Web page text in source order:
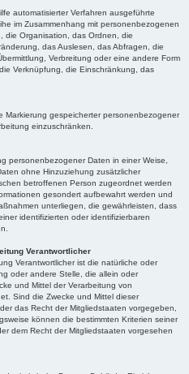
automatisierter Verfahren ausgeführte
im Zusammenhang mit personenbezogenen
die Organisation, das Ordnen, die
das Auslesen, das Abfragen, die
Verbreitung oder eine andere Form
Verknüpfung, die Einschränkung, das
Markierung gespeicherter personenbezogener
einzuschränken.
personenbezogener Daten in einer Weise,
ohne Hinzuziehung zusätzlicher
betroffenen Person zugeordnet werden
gesondert aufbewahrt werden und
unterliegen, die gewährleisten, dass
identifizierten oder identifizierbaren
Verantwortlicher
Verantwortlicher ist die natürliche oder
oder andere Stelle, die allein oder
und Mittel der Verarbeitung von
Sind die Zwecke und Mittel dieser
das Recht der Mitgliedstaaten vorgegeben,
können die bestimmten Kriterien seiner
dem Recht der Mitgliedstaaten vorgesehen